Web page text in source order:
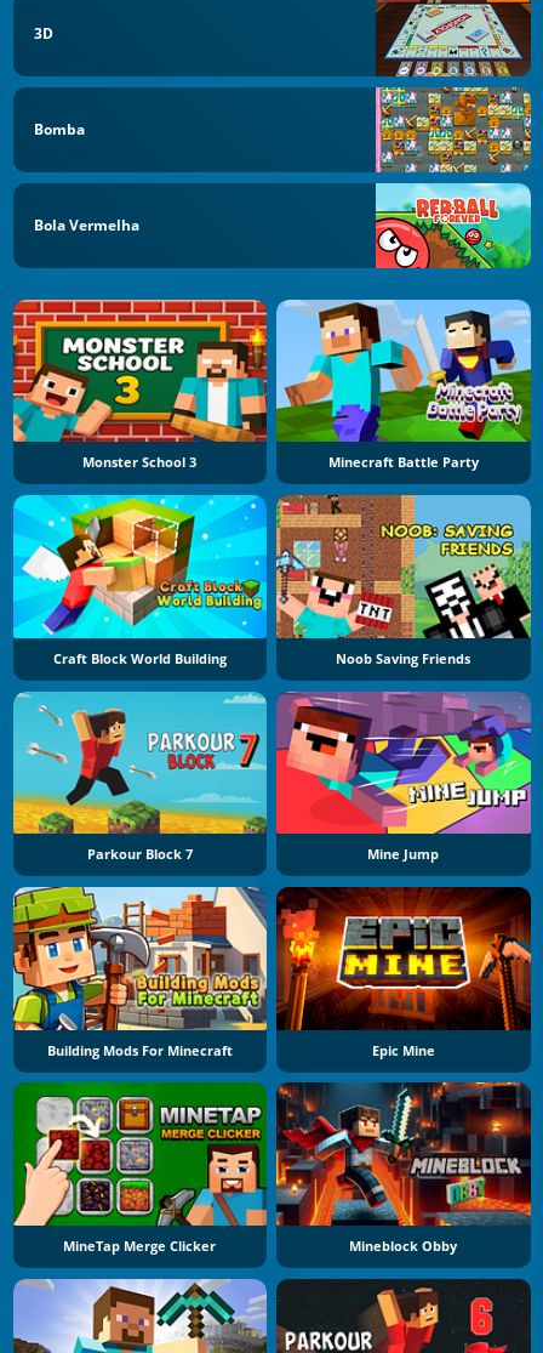
3D
Bomba
Bola Vermelha
Monster School 3 Minecraft Battle Party
Craft Block World Building Noob Saving Friends
Parkour Block 7 Mine Jump
Building Mods For Minecraft Epic Mine
MineTap Merge Clicker Mineblock Obby